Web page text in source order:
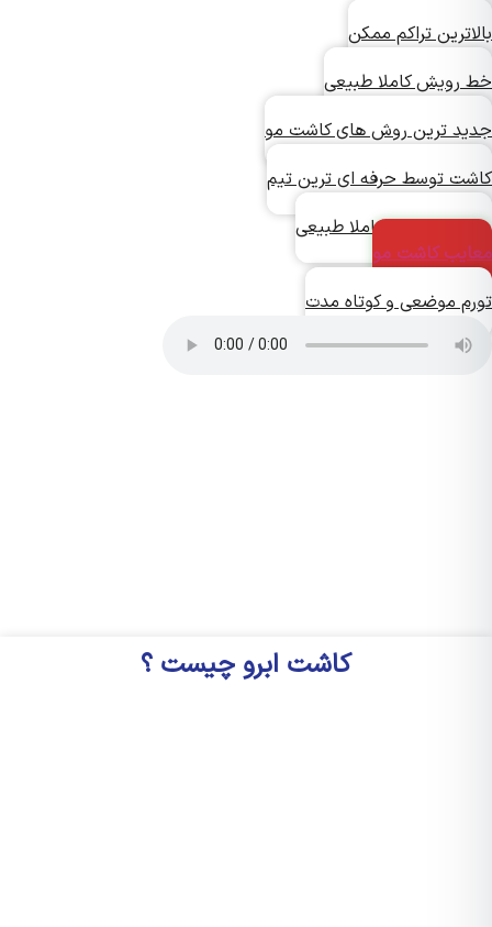
تراکم ممکن
کاملا طبیعی
ترین روش های کاشت مو
توسط حرفه ای ترین تیم
دائمی و کاملا طبیعی
کاشت مو
موضعی و کوتاه مدت
کاشت ابرو چیست ؟